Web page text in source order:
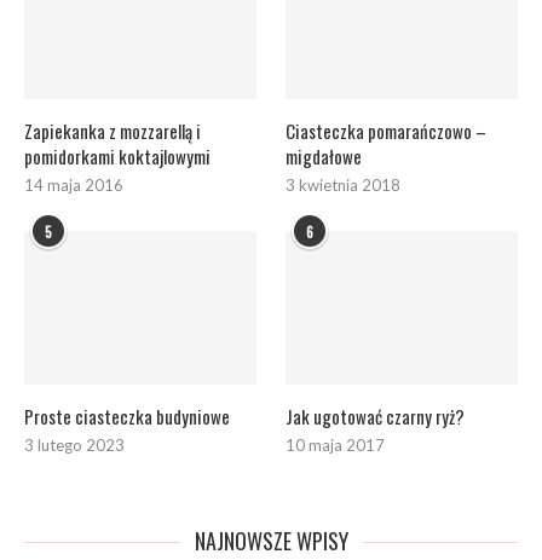
Zapiekanka z mozzarellą i
pomidorkami koktajlowymi
14 maja 2016
Ciasteczka pomarańczowo –
migdałowe
3 kwietnia 2018
5
Proste ciasteczka budyniowe
3 lutego 2023
6
Jak ugotować czarny ryż?
10 maja 2017
NAJNOWSZE WPISY